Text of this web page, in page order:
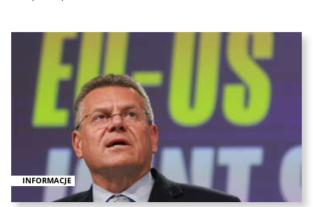
INFORMACJE